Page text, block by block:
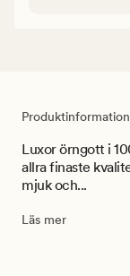
Produktinformation
Luxor örngott i
allra finaste
mjuk och...
Läs mer